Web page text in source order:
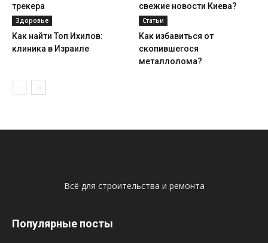
трекера
свежие новости Киева?
Здоровье
Как найти Топ Ихилов:
клиника в Израиле
Статьи
Как избавиться от
скопившегося
металлолома?
Всё для строительства и ремонта
Популярные посты